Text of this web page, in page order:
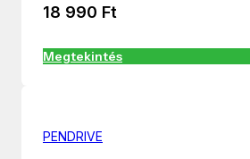
18 990 Ft
Megtekintés
PENDRIVE